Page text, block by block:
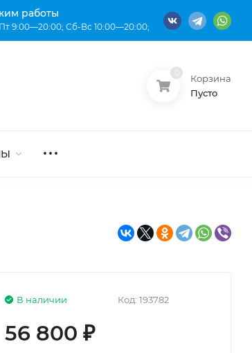
работы
9:00—20:00; Сб-Вс 10:00—20:00;
Корзина
Пусто
Код: 193782
В наличии
56 800 ₽